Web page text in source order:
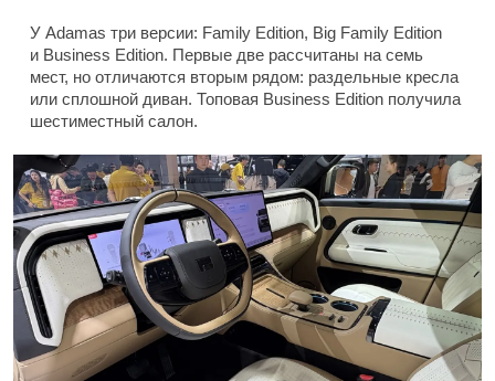
У Adamas три версии: Family Edition, Big Family Edition
и Business Edition. Первые две рассчитаны на семь
мест, но отличаются вторым рядом: раздельные кресла
или сплошной диван. Топовая Business Edition получила
шестиместный салон.